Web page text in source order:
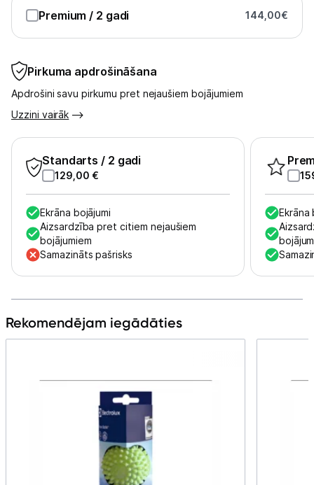
Uzņēmumiem
Tet pakalpojumi
Kontakti
Informācija
Pirkuma apdrošināšana
Apdrošini savu pirkumu pret nejaušiem bojājumiem
Uzzini vairāk
Standarts / 2 gadi
129,00 €
Ekrāna bojājumi
Aizsardzība pret citiem nejaušiem
bojājumiem
Samazināts pašrisks
Ekrāna
Premium / 2 gadi 144,00€
Rekomendējam iegādāties